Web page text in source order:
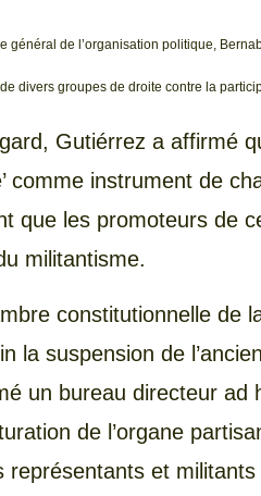
général de l’organisation politique,
divers groupes de droite contre la
Gutiérrez a affirmé
comme instrument de
que les promoteurs de
militantisme.
constitutionnelle de
la suspension de
un bureau directeur ad
de l’organe
représentants et